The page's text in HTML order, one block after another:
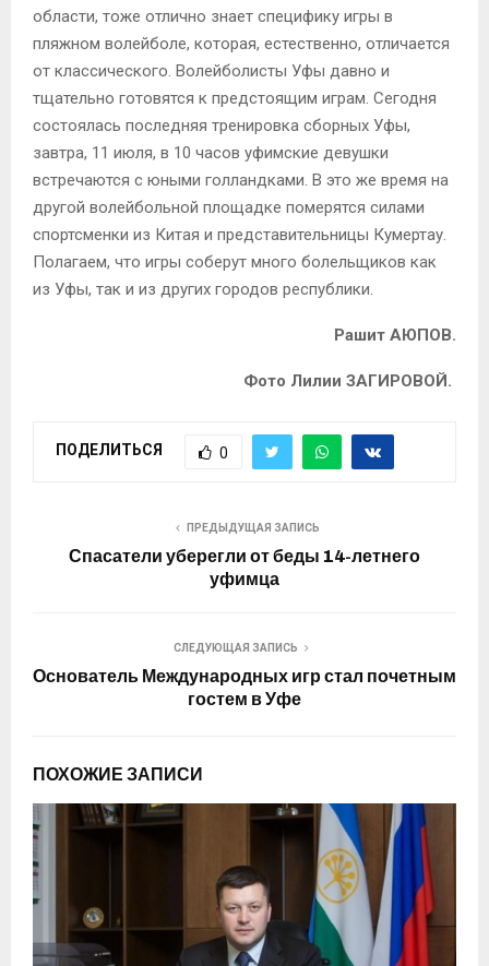
области, тоже отлично знает специфику игры в
пляжном волейболе, которая, естественно, отличается
от классического. Волейболисты Уфы давно и
тщательно готовятся к предстоящим играм. Сегодня
состоялась последняя тренировка сборных Уфы,
завтра, 11 июля, в 10 часов уфимские девушки
встречаются с юными голландками. В это же время на
другой волейбольной площадке померятся силами
спортсменки из Китая и представительницы Кумертау.
Полагаем, что игры соберут много болельщиков как
из Уфы, так и из других городов республики.
Рашит АЮПОВ.
Фото Лилии ЗАГИРОВОЙ.
ПОДЕЛИТЬСЯ 0
ПРЕДЫДУЩАЯ ЗАПИСЬ
Спасатели уберегли от беды 14-летнего
уфимца
СЛЕДУЮЩАЯ ЗАПИСЬ
Основатель Международных игр стал почетным
гостем в Уфе
ПОХОЖИЕ ЗАПИСИ